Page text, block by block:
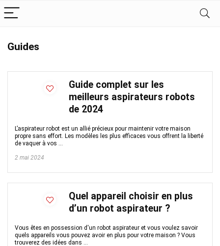
Guides
Guide complet sur les
meilleurs aspirateurs robots
de 2024
L’aspirateur robot est un allié précieux pour maintenir votre maison
propre sans effort. Les modèles les plus efficaces vous offrent la liberté
de vaquer à vos ...
2 mai 2024
Quel appareil choisir en plus
d’un robot aspirateur ?
Vous êtes en possession d'un robot aspirateur et vous voulez savoir
quels appareils vous pouvez avoir en plus pour votre maison ? Vous
trouverez des idées dans ...